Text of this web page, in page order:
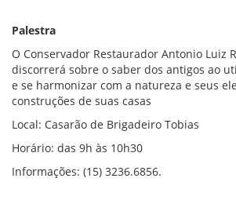
Palestra
O Conservador Restaurador Antonio Luiz
discorrerá sobre o saber dos antigos ao
e se harmonizar com a natureza e seus
construções de suas casas
Local: Casarão de Brigadeiro Tobias
Horário: das 9h às 10h30
Informações: (15) 3236.6856.